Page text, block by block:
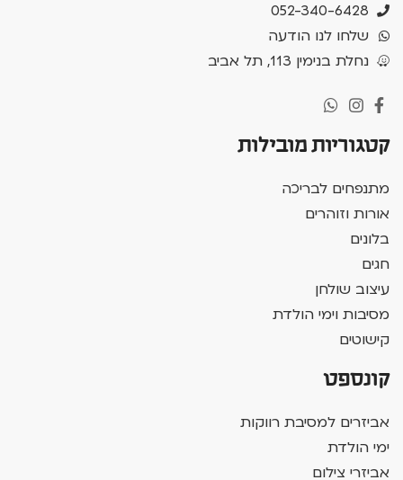
052-340-6428
שלחו לנו הודעה
נחלת בנימין 113, תל אביב
קטגוריות מובילות
מתנפחים לבריכה
אורות וזוהרים
בלונים
חגים
עיצוב שולחן
מסיבות וימי הולדת
קישוטים
קונספט
אביזרים למסיבת רווקות
ימי הולדת
אביזרי צילום